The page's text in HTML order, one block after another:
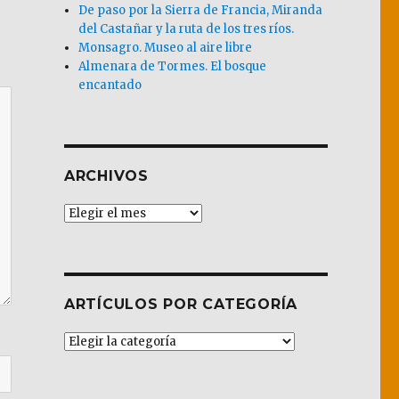
De paso por la Sierra de Francia, Miranda
del Castañar y la ruta de los tres ríos.
Monsagro. Museo al aire libre
Almenara de Tormes. El bosque
encantado
ARCHIVOS
Archivos
ARTÍCULOS POR CATEGORÍA
Artículos